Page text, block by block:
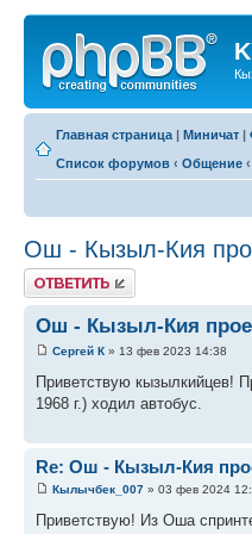
Главная страница | Миничат |
Список форумов ‹ Общение ‹
Ош - Кызыл-Кия
Ответить
Ош - Кызыл-Кия
Сергей К » 13 фев 2023 14:38
Приветствую кызылкийцев!
1968 г.) ходил автобус.
Re: Ош - Кызыл-Кия
Кылычбек_007 » 03 фев 2024
Приветствую! Из Оша